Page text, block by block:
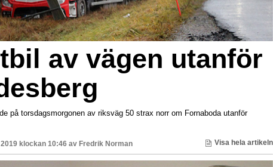
av vägen utanför
på torsdagsmorgonen av riksväg 50 strax norr om Fornaboda utanför
klockan 10:46 av Fredrik Norman Visa hela artikeln